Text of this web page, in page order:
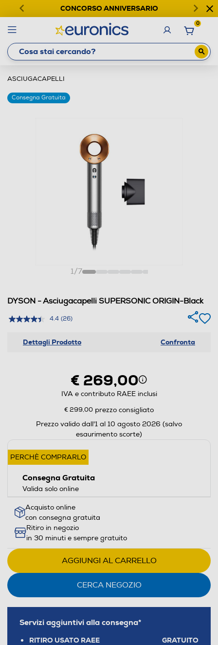
CONCORSO ANNIVERSARIO
0
ASCIUGACAPELLI
Consegna Gratuita
1/7
DYSON - Asciugacapelli SUPERSONIC ORIGIN-Black
4.4 (26)
Dettagli Prodotto Confronta
€ 269,00
IVA e contributo RAEE inclusi
€ 299,00 prezzo consigliato
Prezzo valido dall'1 al 10 agosto 2026 (salvo
esaurimento scorte)
PERCHÈ COMPRARLO
Consegna Gratuita
Valida solo online
Acquisto online
con consegna gratuita
Ritiro in negozio
in 30 minuti e sempre gratuito
AGGIUNGI AL CARRELLO
CERCA NEGOZIO
Servizi aggiuntivi alla consegna*
RITIRO USATO RAEE GRATUITO